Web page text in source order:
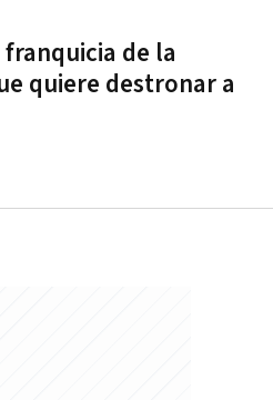
de la
quiere destronar a